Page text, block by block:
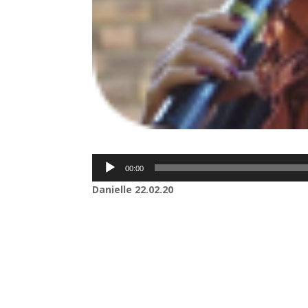
Lecteur
00:00
Danielle 22.02.20